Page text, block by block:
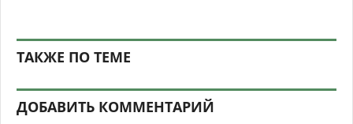
ТАКЖЕ ПО ТЕМЕ
ДОБАВИТЬ КОММЕНТАРИЙ